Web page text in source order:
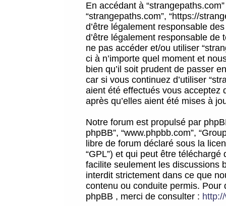
En accédant à
“strangepaths.com”, “https://
d’être légalement responsable
d’être légalement responsable
ne pas accéder et/ou utiliser
ci à n’importe quel moment et
bien qu’il soit prudent de passer
car si vous continuez d’utiliser
aient été effectués vous acceptez
après qu’elles aient été mises à
Notre forum est propulsé par
phpBB”, “www.phpbb.com”,
libre de forum déclaré sous la
“GPL”) et qui peut être téléchargé
facilite seulement les discussions
interdit strictement dans ce que
contenu ou conduite permis.
phpBB , merci de consulter :